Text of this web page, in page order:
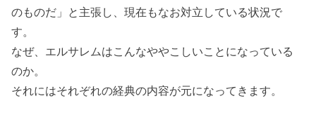
のものだ」と主張し、現在もなお対立している状況で
す。
なぜ、エルサレムはこんなややこしいことになっている
のか。
それにはそれぞれの経典の内容が元になってきます。